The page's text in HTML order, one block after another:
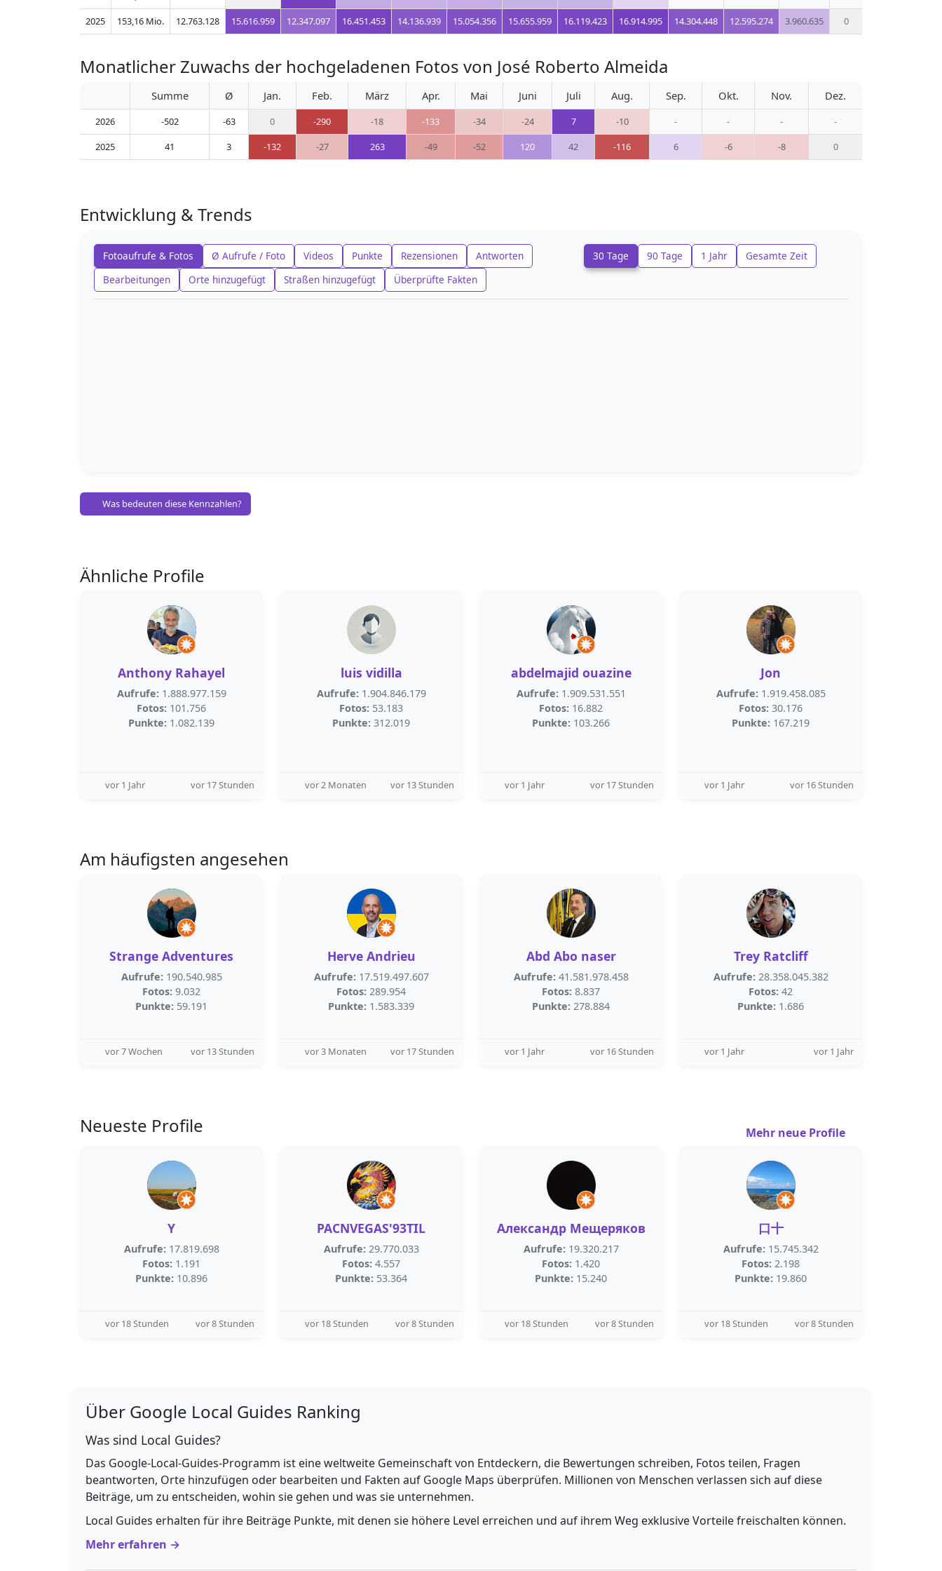
2025
153,16 Mio. 12.763.128 15.616.959 12.347.097 16.451.453 14.136.939 15.054.356 15.655.959 16.119.423 16.914.995 14.304.448 12.595.274 3.960.635 0
Monatlicher Zuwachs der hochgeladenen Fotos von José Roberto Almeida
Summe Ø Jan. Feb. März Apr. Mai Juni Juli Aug. Sep. Okt. Nov. Dez.
2026 -502 -63 0 -290 -18 -133 -34 -24 7 -10 - - -
-
2025
41 3 -132 -27 263 -49 -52 120 42 -116 6 -6 -8 0
Entwicklung & Trends
Fotoaufrufe & Fotos Ø Aufrufe / Foto Videos Punkte Rezensionen
Antworten
Bearbeitungen
Orte hinzugefügt Straßen hinzugefügt Überprüfte Fakten
30 Tage 90 Tage 1 Jahr Gesamte Zeit
Was bedeuten diese Kennzahlen?
Ähnliche Profile
Anthony Rahayel
Aufrufe: 1.888.977.159
Fotos: 101.756
Punkte: 1.082.139
vor 1 Jahr vor 17 Stunden
luis vidilla
Aufrufe: 1.904.846.179
Fotos: 53.183
Punkte: 312.019
vor 2 Monaten vor 13 Stunden
abdelmajid ouazine
Aufrufe: 1.909.531.551
Fotos: 16.882
Punkte: 103.266
vor 1 Jahr vor 17 Stunden
Jon
Aufrufe: 1.919.458.085
Fotos: 30.176
Punkte: 167.219
vor 1 Jahr vor 16 Stunden
Am häufigsten angesehen
Strange Adventures
Aufrufe: 190.540.985
Fotos: 9.032
Punkte: 59.191
vor 7 Wochen vor 13 Stunden
Herve Andrieu
Aufrufe: 17.519.497.607
Fotos: 289.954
Punkte: 1.583.339
vor 3 Monaten vor 17 Stunden
Abd Abo naser
Aufrufe: 41.581.978.458
Fotos: 8.837
Punkte: 278.884
vor 1 Jahr vor 16 Stunden
Trey Ratcliff
Aufrufe: 28.358.045.382
Fotos: 42
Punkte: 1.686
vor 1 Jahr vor 1 Jahr
Neueste Profile Mehr neue Profile
Y
Aufrufe: 17.819.698
Fotos: 1.191
Punkte: 10.896
vor 18 Stunden vor 8 Stunden
PACNVEGAS'93TIL
Aufrufe: 29.770.033
Fotos: 4.557
Punkte: 53.364
vor 18 Stunden vor 8 Stunden
Александр Мещеряков
Aufrufe: 19.320.217
Fotos: 1.420
Punkte: 15.240
vor 18 Stunden vor 8 Stunden
口十
Aufrufe: 15.745.342
Fotos: 2.198
Punkte: 19.860
vor 18 Stunden vor 8 Stunden
Über Google Local Guides Ranking
Was sind Local Guides?
Das Google-Local-Guides-Programm ist eine weltweite Gemeinschaft von Entdeckern, die Bewertungen schreiben, Fotos teilen, Fragen
beantworten, Orte hinzufügen oder bearbeiten und Fakten auf Google Maps überprüfen. Millionen von Menschen verlassen sich auf diese
Beiträge, um zu entscheiden, wohin sie gehen und was sie unternehmen.
Local Guides erhalten für ihre Beiträge Punkte, mit denen sie höhere Level erreichen und auf ihrem Weg exklusive Vorteile freischalten können.
Mehr erfahren →